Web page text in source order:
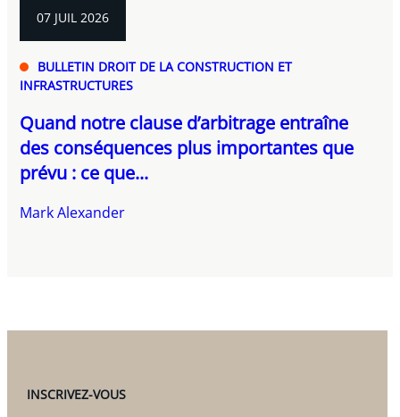
07 JUIL 2026
BULLETIN DROIT DE LA CONSTRUCTION ET
INFRASTRUCTURES
Quand notre clause d’arbitrage entraîne
des conséquences plus importantes que
prévu : ce que...
Mark Alexander
INSCRIVEZ-VOUS